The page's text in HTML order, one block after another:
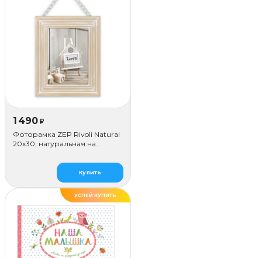
1 490 ₽
Фоторамка ZEP Rivoli Natural
20x30, натуральная на
Купить
УСПЕЙ КУПИТЬ